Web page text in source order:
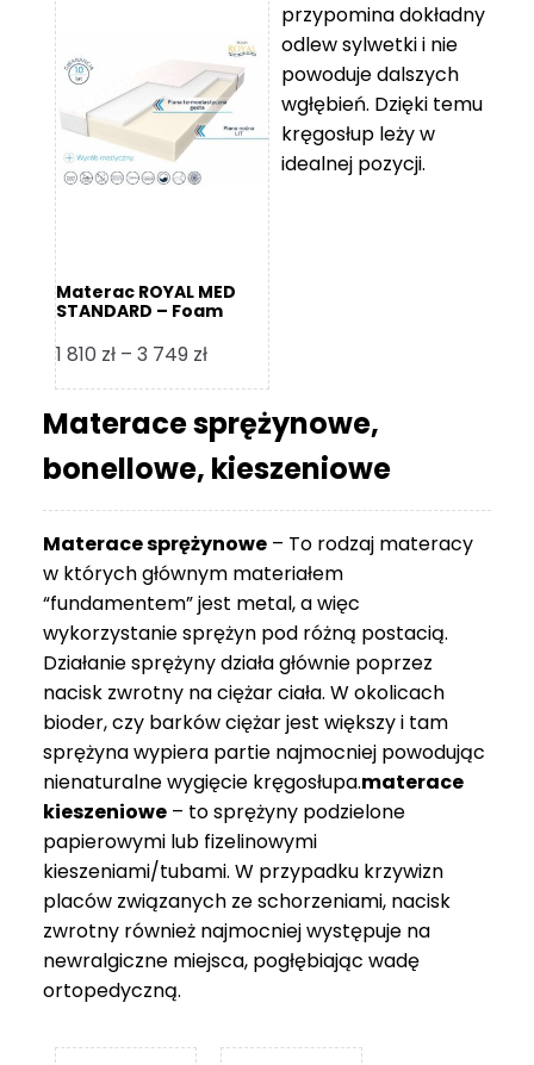
119 zł
do
11
670 zł
Materac ROYAL MED
STANDARD – Foam
1 810 zł – 3 749 złZakres
cen:
od
1
810 zł
749 zł
przypomina dokładny
odlew sylwetki i nie
powoduje dalszych
wgłębień. Dzięki temu
kręgosłup leży w
idealnej pozycji.
Materace sprężynowe,
bonellowe, kieszeniowe
Materace sprężynowe – To rodzaj materacy
w których głównym materiałem
“fundamentem” jest metal, a więc
wykorzystanie sprężyn pod różną postacią.
Działanie sprężyny działa głównie poprzez
nacisk zwrotny na ciężar ciała. W okolicach
bioder, czy barków ciężar jest większy i tam
sprężyna wypiera partie najmocniej powodując
nienaturalne wygięcie kręgosłupa.materace
kieszeniowe – to sprężyny podzielone
papierowymi lub fizelinowymi
kieszeniami/tubami. W przypadku krzywizn
placów związanych ze schorzeniami, nacisk
zwrotny również najmocniej występuje na
newralgiczne miejsca, pogłębiając wadę
ortopedyczną.